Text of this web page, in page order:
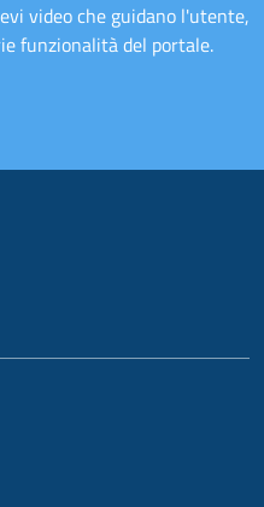
video che guidano l'utente,
funzionalità del portale.